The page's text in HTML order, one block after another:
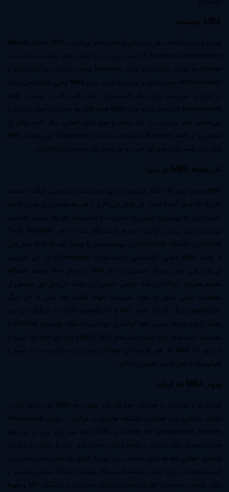
MBA چیست
اولین قدم در شناخت هر پدیده‌ای شناخت نام آن است. MBA مخفف Master
of Business Administration است. این نام با دقت تمام انتخاب شده است.
Master به معنی کارشناسی ارشد، Business همان بیزینس یا کسب‌وکار و
Administration یعنی اداره و مدیریت کردن. پس MBA یعنی کارشناسی ارشد
در اداره و مدیریت کردن یک کسب‌وکار. دقت کنید که در اسم از کلمه
Management استفاده نشده چون MBA فقط قائل به مدیریت صرف نیست و
می‌خواهد هم مدیریت را یاد بدهد و هم اداره اجرایی یک کسب‌وکار را.
همچنین از کلمه Business استفاده شده نه Organization چون هدف MBA
اداره یک کسب‌وکار سودآور است و نه لزوماً یک سازمان بوروکراتیک.
تاریخچه MBA در دنیا
MBA همان طور که انتظار می‌رود از مهد مدیریت دنیا یعنی ایالات متحده
آمریکا به وجود آمده است. در اواخر قرن ۱۹ و با هر چه صنعتی تر شدن کشور
آمریکا نیاز به رویکردی علمی به مدیریت و کسب‌وکار هر چه بیشتر احساس
می‌شد. بدین ترتیب اولین مدرسه کسب‌وکار دنیا با نام Tuck Business
School در دانشگاه Dartmouth در نیوهمپشایر به وجود آمد که البته نسل قبل
از رشته MBA یعنی کارشناسی ارشد تجارت (Commerce) در آن تدریس
می‌شد. ولی اولین رشته تحصیلی با نام MBA در سال ۱۹۰۸ توسط دانشگاه
معظم هاروارد پایه‌گذاری شد. طراحی دروس این رشته در سال اول حیاتش از
مطالعات علمی تیلور در مورد مدیریت الهام گرفته بود. پس از آن دیگر
دانشگاه‌های بزرگ آمریکا مانند MIT و دانشگاه‌های آلاباما و شیکاگو نیز این
رشته را وارد برنامه درسی خود کردند. در اروپا نیز دانشگاه فرانسوی INSEAD یا
موسسه کسب‌وکار اروپا اولین باردر سال ۱۹۵۷ MBA را وارد این قاره کرد. پس از
آن بود که MBA به طور فزاینده‌ای همه‌گیر شد و در سرتاسر دنیا از آسیا و
اقیانوسیه تا آفریقا نیز حضور پیدا کرد.
ورود MBA به ایران
اولین بار و هم‌زمان با افزایش موج گرایش جهانی به MBA این رشته قبل از
انقلاب اسلامی و با همکاری دانشگاه هاروارد در مرکزی با عنوان International
Center for Management Studies یا ICMS ارائه شد ولی پس از دو دوره
فارغ‌التحصیل ارائه دادن و با وقوع انقلاب منحل شد. پس از انقلاب و پس از
وقفه‌ای طولانی اما به دلیل احساس نیاز شدید کشور به علمی شدن مدیریت
کسب‌وکارها در ایران اولین مدرسه کسب‌وکار توسط دانشگاه صنعتی شریف و
دکتر علینقی مشایخی
(فارغ‌التحصیل دکترای مدیریت از دانشگاه MIT و چهره